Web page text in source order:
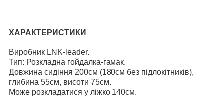
ХАРАКТЕРИСТИКИ
Виробник LNK-leader.
Тип: Розкладна гойдалка-гамак.
Довжина сидіння 200см (180см без підлокітників),
глибина 55см, висоти 75см.
Може розкладатися у ліжко 140см.